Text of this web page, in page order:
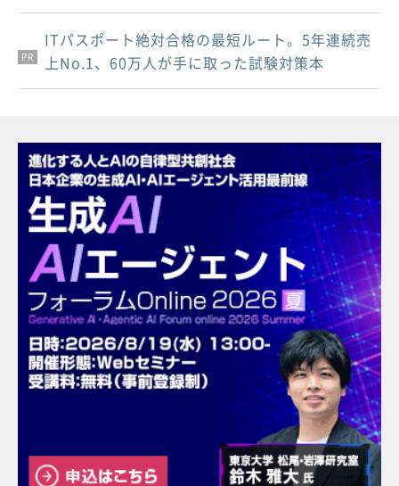
PR
PR
PR
ITパスポート絶対合格の最短ルート。5年連続売
上No.1、60万人が手に取った試験対策本